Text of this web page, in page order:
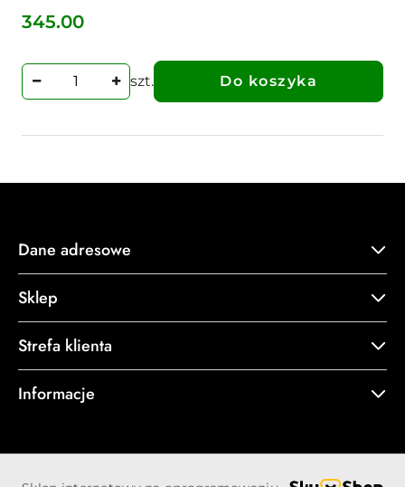
Cena:
345.00
szt. Do koszyka
Dane adresowe
Sklep
Strefa klienta
Informacje